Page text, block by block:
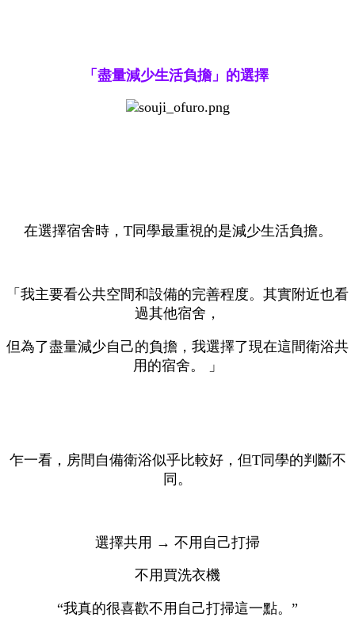
「盡量減少生活負擔」的選擇
在選擇宿舍時，T同學最重視的是減少生活負擔。
「我主要看公共空間和設備的完善程度。其實附近也看
過其他宿舍，
但為了盡量減少自己的負擔，我選擇了現在這間衛浴共
用的宿舍。 」
乍一看，房間自備衛浴似乎比較好，但T同學的判斷不
同。
選擇共用 → 不用自己打掃
不用買洗衣機
“我真的很喜歡不用自己打掃這一點。”